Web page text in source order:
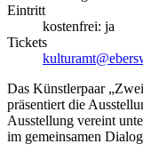
Eintritt
kostenfrei: ja
Tickets
Das Künstlerpaar
präsentiert die
Ausstellung vereint
im gemeinsamen